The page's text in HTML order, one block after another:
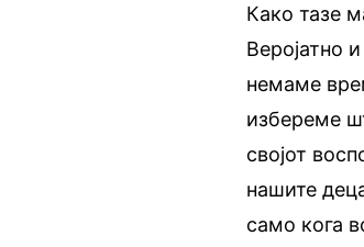
Како тазе
Веројатно
немаме
избереме
својот
нашите
само кога